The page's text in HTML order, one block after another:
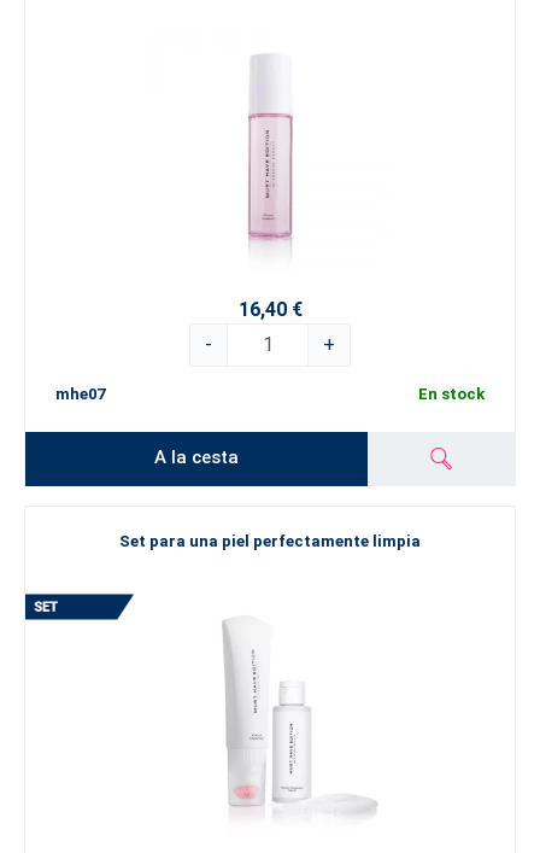
16,40 €
-
+
mhe07 En stock
A la cesta
Set para una piel perfectamente limpia